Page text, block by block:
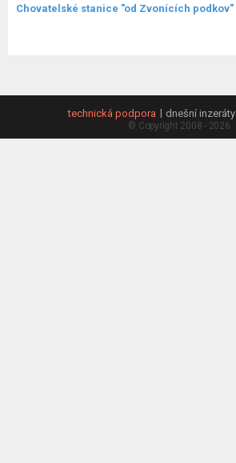
Chovatelské stanice "od Zvonících podkov"
technická podpora dnešní inzeráty
© Copyright 2008 - 2026